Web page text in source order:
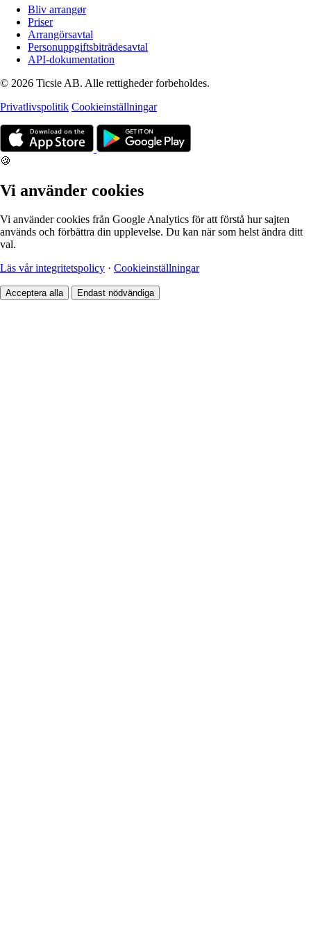
Bliv arrangør
Priser
Arrangörsavtal
Personuppgiftsbiträdesavtal
API-dokumentation
© 2026 Ticsie AB. Alle rettigheder forbeholdes.
Privatlivspolitik Cookieinställningar
🍪
Vi använder cookies
Vi använder cookies från Google Analytics för att förstå hur sajten
används och förbättra din upplevelse. Du kan när som helst ändra ditt
val.
Läs vår integritetspolicy · Cookieinställningar
Acceptera alla Endast nödvändiga